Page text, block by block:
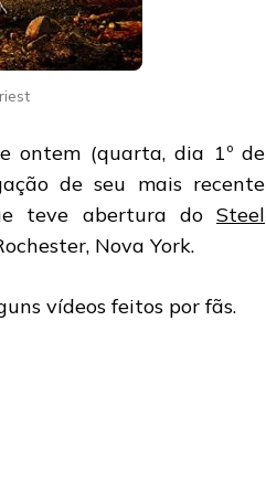
ontem (quarta, dia 1º de
de seu mais recente
teve abertura doSteel
Nova York.
vídeos feitos por fãs.